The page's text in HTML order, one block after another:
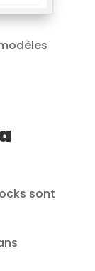
sont